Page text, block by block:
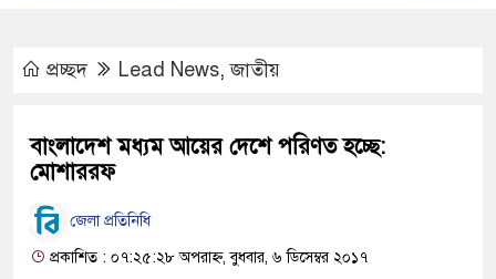
প্রচ্ছদ Lead News,জাতীয়
বাংলাদেশ মধ্যম আয়ের দেশে পরিণত হচ্ছে:
মোশাররফ
জেলা প্রতিনিধি
প্রকাশিত : ০৭:২৫:২৮ অপরাহ্ন, বুধবার, ৬ ডিসেম্বর ২০১৭